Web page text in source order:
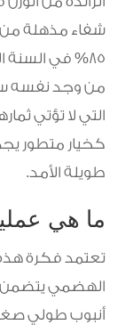
شفاء مذهلة من
85% في
من وجد نفسه
التي لا تؤتي
كخيار متطور
طويلة الأمد.
ما هي
تعتمد فكرة
الهضمي
أنبوب طولي